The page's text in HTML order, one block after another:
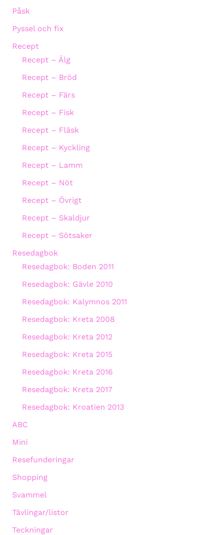
Påsk
Pyssel och fix
Recept
Recept – Älg
Recept – Bröd
Recept – Färs
Recept – Fisk
Recept – Fläsk
Recept – Kyckling
Recept – Lamm
Recept – Nöt
Recept – Övrigt
Recept – Skaldjur
Recept – Sötsaker
Resedagbok
Resedagbok: Boden 2011
Resedagbok: Gävle 2010
Resedagbok: Kalymnos 2011
Resedagbok: Kreta 2008
Resedagbok: Kreta 2012
Resedagbok: Kreta 2015
Resedagbok: Kreta 2016
Resedagbok: Kreta 2017
Resedagbok: Kroatien 2013
ABC
Mini
Resefunderingar
Shopping
Svammel
Tävlingar/listor
Teckningar